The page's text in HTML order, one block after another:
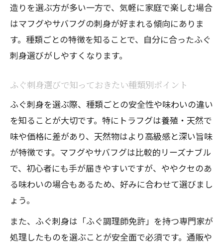
造りを選ぶ方が多い一方で、気軽に家庭で楽しむ場合
はマフグやサバフグの刺身が好まれる傾向にありま
す。種類ごとの特徴を知ることで、自分に合ったふぐ
刺身選びがしやすくなります。
ふぐ刺身選びで知っておきたい種類別ポイント
ふぐ刺身を選ぶ際、種類ごとの安全性や味わいの違い
を知ることが大切です。特にトラフグは養殖・天然で
味や価格に差があり、天然物はより高級感と深い旨味
が特徴です。マフグやサバフグは比較的リーズナブル
で、初心者にも手が届きやすいですが、ややクセのあ
る味わいの場合もあるため、好みに合わせて選びまし
ょう。
また、ふぐ刺身は「ふぐ調理師免許」を持つ専門家が
処理したものを選ぶことが安全面で必須です。通販や